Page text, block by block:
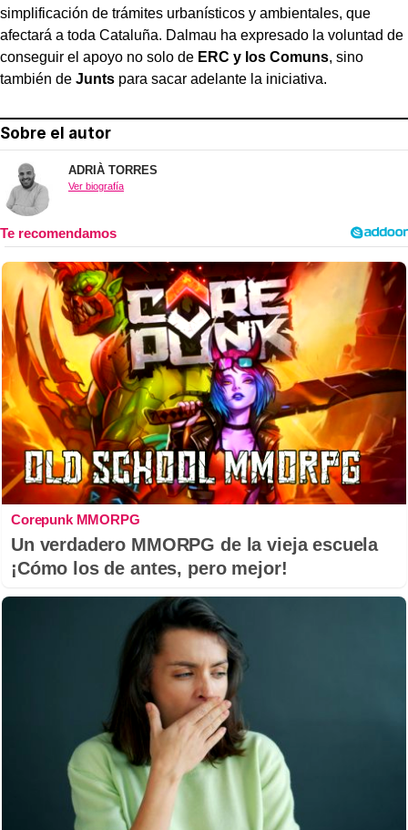
simplificación de trámites urbanísticos y ambientales, que
afectará a toda Cataluña. Dalmau ha expresado la voluntad de
conseguir el apoyo no solo de ERC y los Comuns, sino
también de Junts para sacar adelante la iniciativa.
Sobre el autor
ADRIÀ TORRES
Ver biografía
Corepunk MMORPG
Un verdadero MMORPG de la vieja escuela
¡Cómo los de antes, pero mejor!